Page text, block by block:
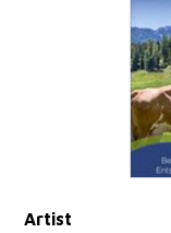
Artist